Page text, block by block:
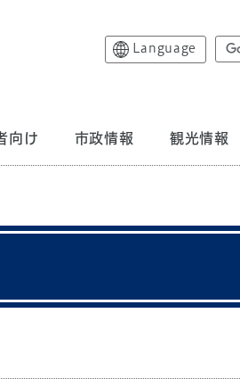
Language
向け 市政情報 観光情報